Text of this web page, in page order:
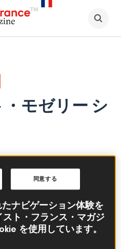
モゼリー シ
しながら育ち、5年前
ロット・モゼリーシェ
ルーの料理学校を卒業
思い出を綴ったプロジ
Chinoiseries）」に加
ナビゲーション体験を
ト・フランス・マガジ
を使用しています。
同意する